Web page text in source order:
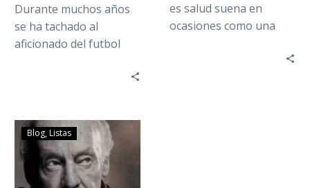
Durante muchos años
se ha tachado al
aficionado del futbol
es salud suena en
ocasiones como una
Blog Listas